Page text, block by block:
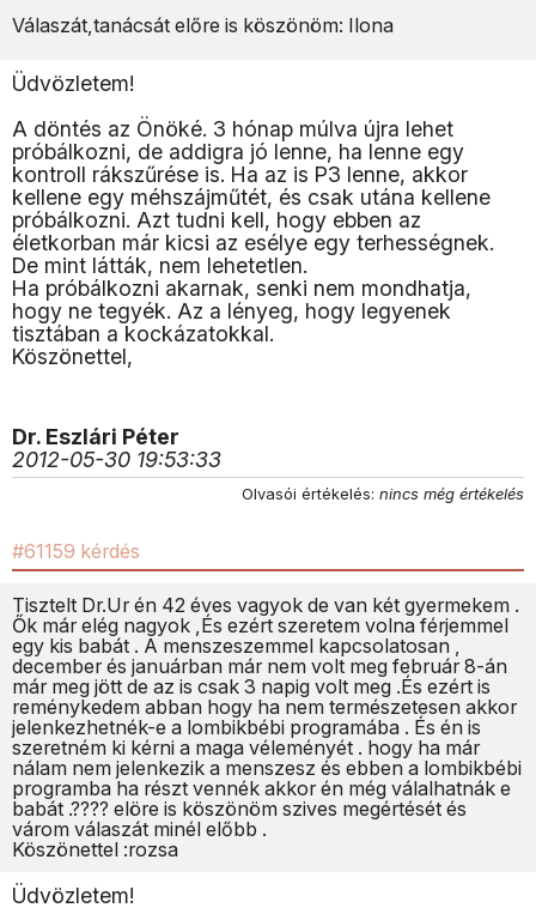
Válaszát,tanácsát előre is köszönöm: Ilona
Üdvözletem!
A döntés az Önöké. 3 hónap múlva újra lehet
próbálkozni, de addigra jó lenne, ha lenne egy
kontroll rákszűrése is. Ha az is P3 lenne, akkor
kellene egy méhszájműtét, és csak utána kellene
próbálkozni. Azt tudni kell, hogy ebben az
életkorban már kicsi az esélye egy terhességnek.
De mint látták, nem lehetetlen.
Ha próbálkozni akarnak, senki nem mondhatja,
hogy ne tegyék. Az a lényeg, hogy legyenek
tisztában a kockázatokkal.
Köszönettel,
Dr. Eszlári Péter
2012-05-30 19:53:33
Olvasói értékelés: nincs még értékelés
#61159 kérdés
Tisztelt Dr.Ur én 42 éves vagyok de van két gyermekem .
Ők már elég nagyok ,És ezért szeretem volna férjemmel
egy kis babát . A menszeszemmel kapcsolatosan ,
december és januárban már nem volt meg február 8-án
már meg jött de az is csak 3 napig volt meg .És ezért is
reménykedem abban hogy ha nem természetesen akkor
jelenkezhetnék-e a lombikbébi programába . És én is
szeretném ki kérni a maga véleményét . hogy ha már
nálam nem jelenkezik a menszesz és ebben a lombikbébi
programba ha részt vennék akkor én még válalhatnák e
babát .???? elöre is köszönöm szives megértését és
várom válaszát minél előbb .
Köszönettel :rozsa
Üdvözletem!